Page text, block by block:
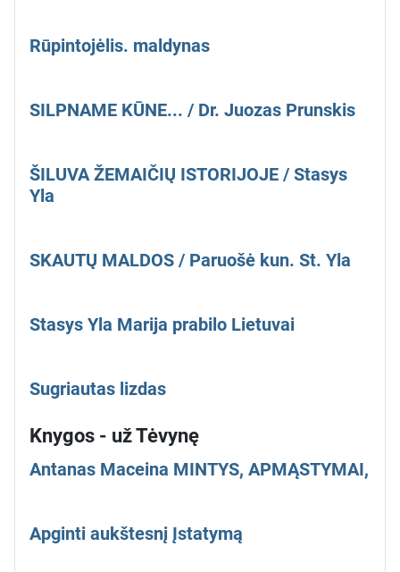
Rūpintojėlis. maldynas
SILPNAME KŪNE... / Dr. Juozas Prunskis
ŠILUVA ŽEMAIČIŲ ISTORIJOJE / Stasys
Yla
SKAUTŲ MALDOS / Paruošė kun. St. Yla
Stasys Yla Marija prabilo Lietuvai
Sugriautas lizdas
Knygos - už Tėvynę
Antanas Maceina MINTYS, APMĄSTYMAI,
Apginti aukštesnį Įstatymą